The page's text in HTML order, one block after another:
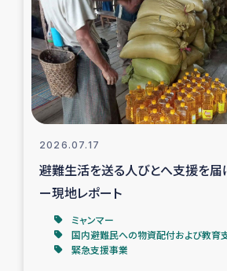
アイナロ県マウベシ郡でのコー
ベイルート大規模爆発被
女性の生計向上支
アグロフォレストリー（カカ
2026.07.17
避難生活を送る人びとへ支援を届
ー現地レポート
ミャンマー
国内避難民への物資配付および教育
緊急支援事業